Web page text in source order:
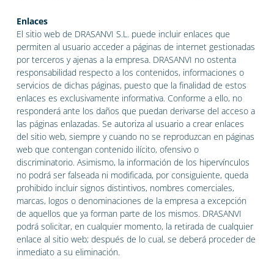
Enlaces
El sitio web de DRASANVI S.L. puede incluir enlaces que
permiten al usuario acceder a páginas de internet gestionadas
por terceros y ajenas a la empresa. DRASANVI no ostenta
responsabilidad respecto a los contenidos, informaciones o
servicios de dichas páginas, puesto que la finalidad de estos
enlaces es exclusivamente informativa. Conforme a ello, no
responderá ante los daños que puedan derivarse del acceso a
las páginas enlazadas. Se autoriza al usuario a crear enlaces
del sitio web, siempre y cuando no se reproduzcan en páginas
web que contengan contenido ilícito, ofensivo o
discriminatorio. Asimismo, la información de los hipervínculos
no podrá ser falseada ni modificada, por consiguiente, queda
prohibido incluir signos distintivos, nombres comerciales,
marcas, logos o denominaciones de la empresa a excepción
de aquellos que ya forman parte de los mismos. DRASANVI
podrá solicitar, en cualquier momento, la retirada de cualquier
enlace al sitio web; después de lo cual, se deberá proceder de
inmediato a su eliminación.